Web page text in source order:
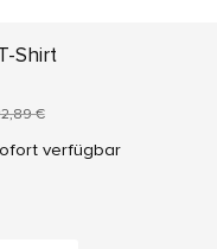
Shirt
€
verfügbar